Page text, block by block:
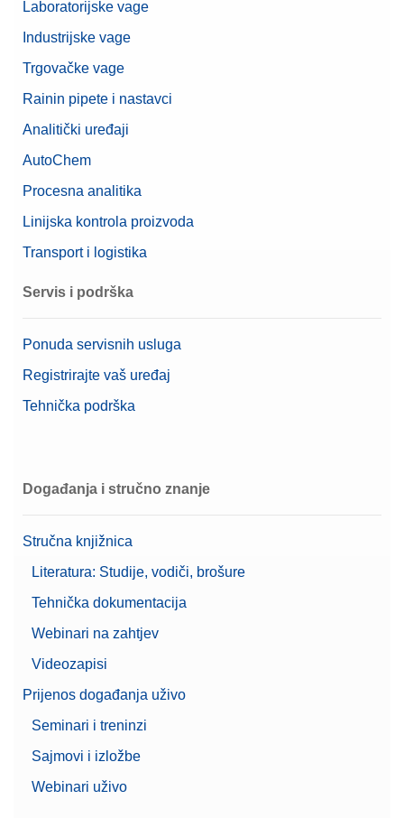
Laboratorijske vage
Industrijske vage
Trgovačke vage
Rainin pipete i nastavci
Analitički uređaji
AutoChem
Procesna analitika
Linijska kontrola proizvoda
Transport i logistika
Servis i podrška
Ponuda servisnih usluga
Registrirajte vaš uređaj
Tehnička podrška
Događanja i stručno znanje
Stručna knjižnica
Literatura: Studije, vodiči, brošure
Tehnička dokumentacija
Webinari na zahtjev
Videozapisi
Prijenos događanja uživo
Seminari i treninzi
Sajmovi i izložbe
Webinari uživo